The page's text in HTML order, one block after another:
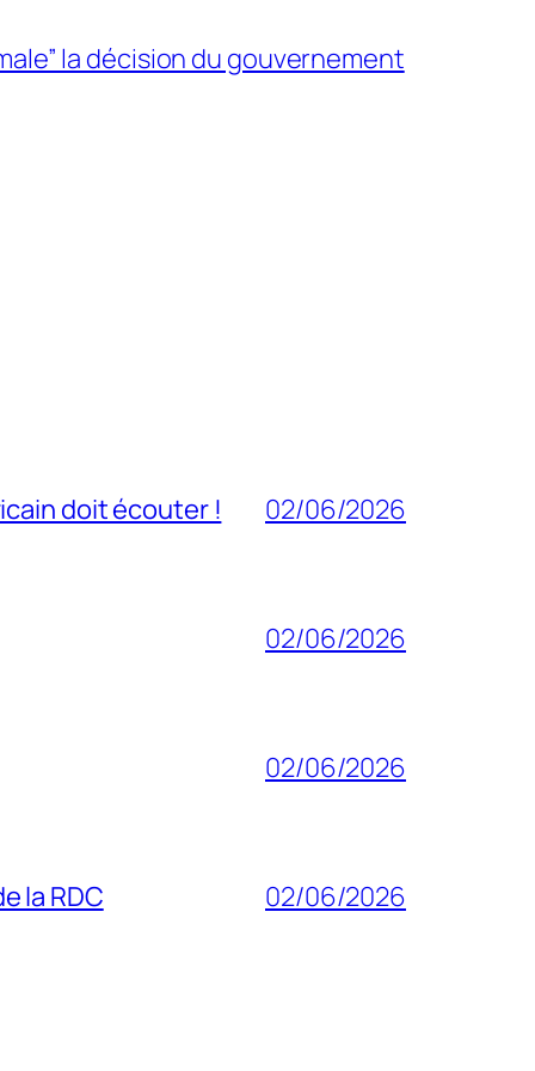
la décision du gouvernement
doit écouter ! 02/06/2026
02/06/2026
02/06/2026
la RDC 02/06/2026